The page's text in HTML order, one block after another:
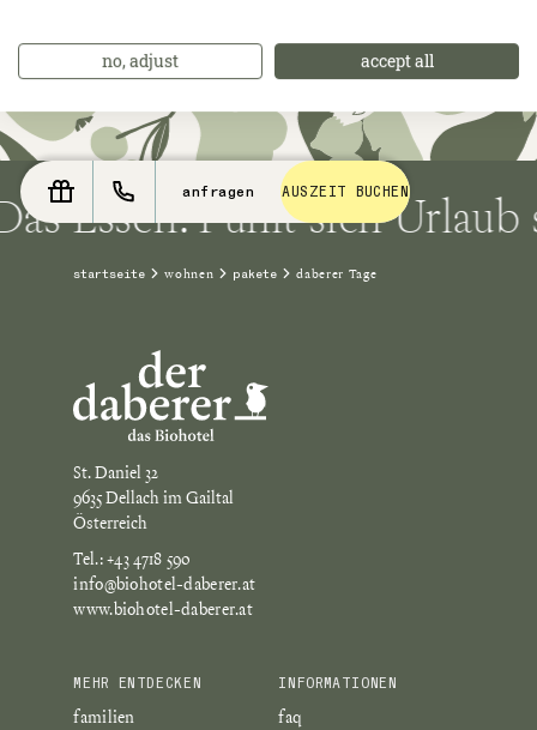
anfragen AUSZEIT BUCHEN
Fühlt sich Urlaub
startseite wohnen pakete daberer Tage
St. Daniel 32
9635 Dellach im Gailtal
Österreich
Tel.: +43 4718 590
info@biohotel-daberer.at
www.biohotel-daberer.at
MEHR ENTDECKEN
familien
INFORMATIONEN
faq
no, adjust accept all